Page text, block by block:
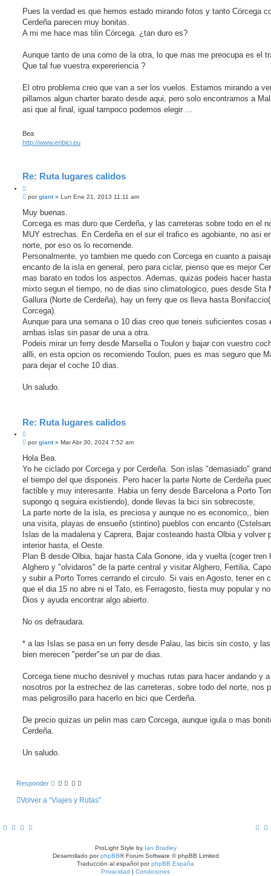
a
r
n
a
j
Pues la verdad es que hemos estado mirando fotos y tanto Córcega
Cerdeña parecen muy bonitas.
A mi me hace mas tilin Córcega. ¿tan duro es?
Aunque tanto de una como de la otra, lo que mas me preocupa es el
Que tal fue vuestra expereriencia ?
El otro problema creo que van a ser los vuelos. Estamos mirando a
pillamos algun charter barato desde aqui, pero solo encontramos a
asi que al final, igual tampoco podemos elegir ...
Bea
http://www.enbici.eu
Re: Ruta lugares calidos
a
r
M
n
a
j
porgiant» Lun Ene 21, 2013 11:11 am
Muy buenas.
Corcega es mas duro que Cerdeña, y las carreteras sobre todo en el
MUY estrechas. En Cerdeña en el sur el trafico es agobiante, no asi
norte, por eso os lo recomende.
Personalmente, yo tambien me quedo con Corcega en cuanto a
encanto de la isla en general, pero para ciclar, pienso que es mejor
mas barato en todos los aspectos. Ademas, quizas podeis hacer
mixto segun el tiempo, no de dias sino climatologico, pues desde Sta
Gallura (Norte de Cerdeña), hay un ferry que os lleva hasta
Corcega).
Aunque para una semana o 10 dias creo que teneis suficientes cosas
ambas islas sin pasar de una a otra.
Podeis mirar un ferry desde Marsella o Toulon y bajar con vuestro
allli, en esta opcion os recomiendo Toulon, pues es mas seguro que
para dejar el coche 10 dias.
Un saludo.
Re: Ruta lugares calidos
a
r
M
n
a
j
porgiant» Mar Abr 30, 2024 7:52 am
Hola Bea.
Yo he ciclado por Corcega y por Cerdeña. Son islas "demasiado"
el tiempo del que disponeis. Pero hacer la parte Norte de Cerdeña
factible y muy interesante. Habia un ferry desde Barcelona a Porto
supongo q seguira existiendo), donde llevas la bici sin sobrecoste,
La parte norte de la isla, es preciosa y aunque no es economico,, bien
una visita, playas de ensueño (stintino) pueblos con encanto
Islas de la madalena y Caprera, Bajar costeando hasta Olbia y volver
interior hasta, el Oeste.
Plan B desde Olbia, bajar hasta Cala Gonone, ida y vuelta (coger tren
Alghero y "olvidaros" de la parte central y visitar Alghero, Fertilia,
y subir a Porto Torres cerrando el circulo. Si vais en Agosto, tener en
que el dia 15 no abre ni el Tato, es Ferragosto, fiesta muy popular y
Dios y ayuda encontrar algo abierto.
No os defraudara.
* a las Islas se pasa en un ferry desde Palau, las bicis sin costo, y
bien merecen "perder"se un par de dias.
Corcega tiene mucho desnivel y muchas rutas para hacer andando y a
nosotros por la estrechez de las carreteras, sobre todo del norte, nos
mas peligrosillo para hacerlo en bici que Cerdeña.
De precio quizas un pelin mas caro Corcega, aunque igula o mas
Cerdeña.
Un saludo.
Responder
Volver a “Viajes y Rutas”
ProLight Style by Ian Bradley
Desarrollado porphpBB® Forum Software © phpBB Limited
Traducción al español porphpBB España
Privacidad | Condiciones